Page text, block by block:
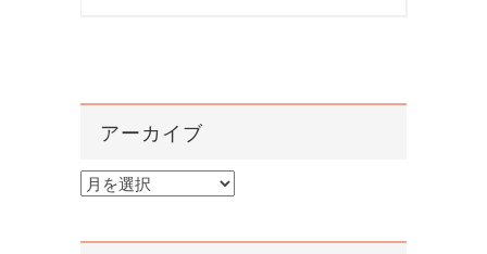
アーカイブ
ア
カ